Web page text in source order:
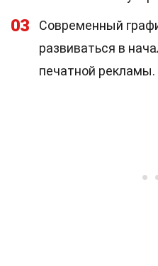
03
Современный
развиваться в
печатной рекламы.